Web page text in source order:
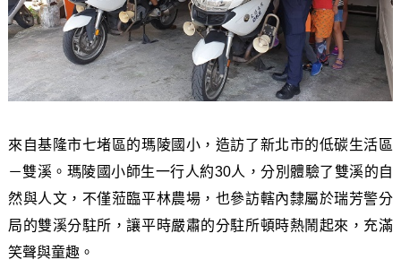
來自基隆市七堵區的瑪陵國小，造訪了新北市的低碳生活區
－雙溪。瑪陵國小師生一行人約30人，分別體驗了雙溪的自
然與人文，不僅蒞臨平林農場，也參訪轄內隸屬於瑞芳警分
局的雙溪分駐所，讓平時嚴肅的分駐所頓時熱鬧起來，充滿
笑聲與童趣。